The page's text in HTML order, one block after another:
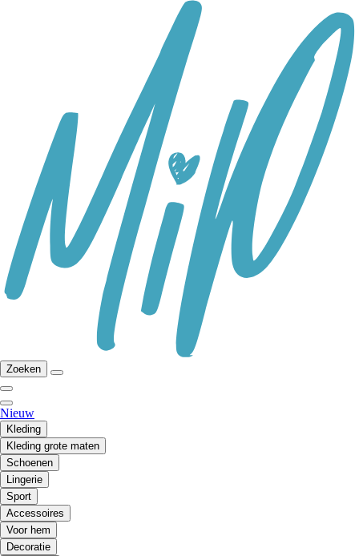
Zoeken
Nieuw
Kleding
Kleding grote maten
Schoenen
Lingerie
Sport
Accessoires
Voor hem
Decoratie